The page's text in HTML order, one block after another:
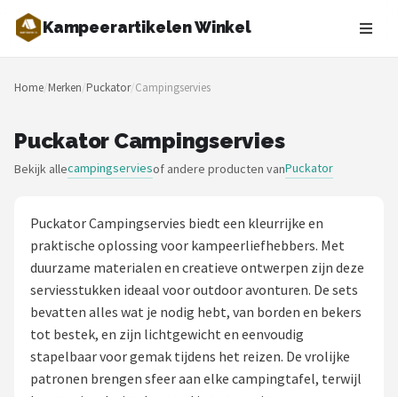
Kampeerartikelen Winkel
Zoeken
NAVIGATIE
Merken
Slaapzakken
Slaapmatten
Koelboxen
Home/Merken/Puckator/Campingservies
Puckator Campingservies
Bekijk allecampingserviesof andere producten vanPuckator
Puckator Campingservies biedt een kleurrijke en
praktische oplossing voor kampeerliefhebbers. Met
duurzame materialen en creatieve ontwerpen zijn deze
serviesstukken ideaal voor outdoor avonturen. De sets
bevatten alles wat je nodig hebt, van borden en bekers
tot bestek, en zijn lichtgewicht en eenvoudig
stapelbaar voor gemak tijdens het reizen. De vrolijke
patronen brengen sfeer aan elke campingtafel, terwijl